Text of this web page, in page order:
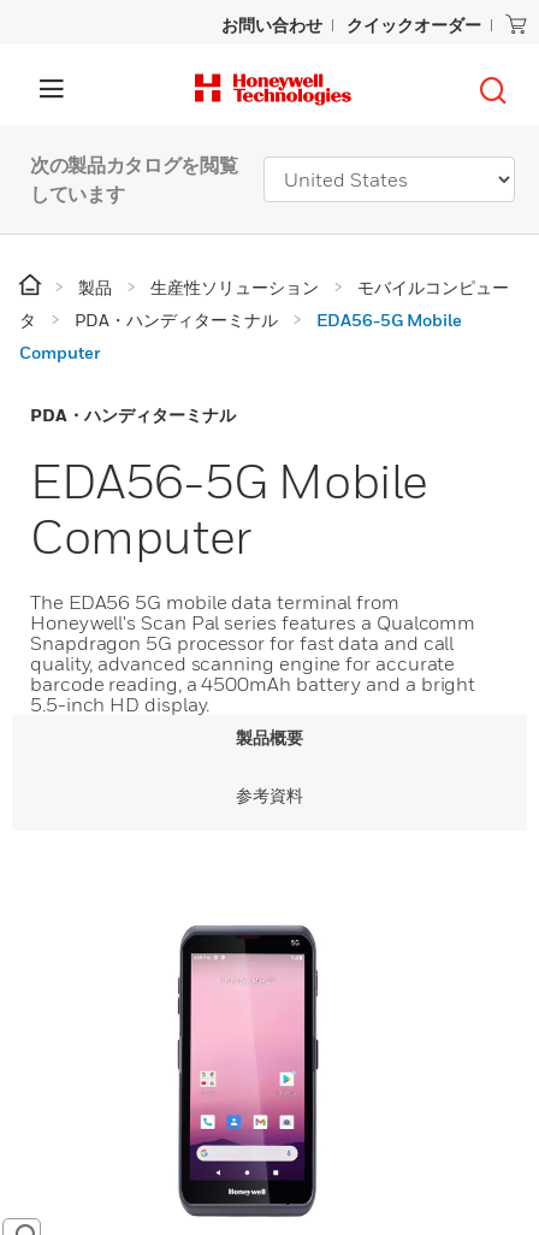
お問い合わせ クイックオーダー
次の製品カタログを閲覧
しています
製品 生産性ソリューション
モバイルコンピュー
タ
PDA・ハンディターミナル
EDA56-5G Mobile
Computer
PDA・ハンディターミナル
EDA56-5G Mobile
Computer
The EDA56 5G mobile data terminal from
Honeywell's Scan Pal series features a Qualcomm
Snapdragon 5G processor for fast data and call
quality, advanced scanning engine for accurate
barcode reading, a 4500mAh battery and a bright
5.5-inch HD display.
製品概要
参考資料